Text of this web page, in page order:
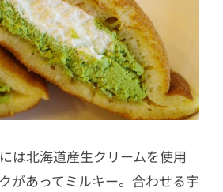
は北海道産生クリームを使用
があってミルキー。合わせる宇